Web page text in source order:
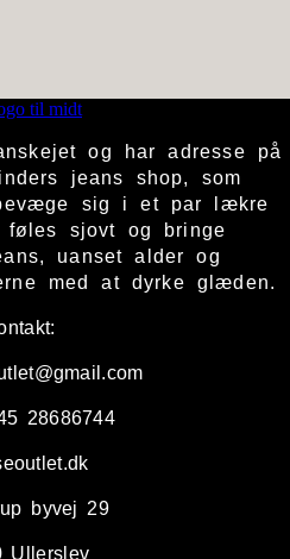
og har adresse på
jeans shop, som
sig i et par lækre
sjovt og bringe
uanset alder og
med at dyrke glæden.
28686744
byvej 29
Ullerslev